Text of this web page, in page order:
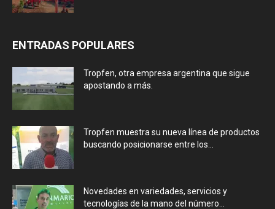
ENTRADAS POPULARES
Tropfen, otra empresa argentina que sigue
apostando a más.
Tropfen muestra su nueva línea de productos
buscando posicionarse entre los...
Novedades en variedades, servicios y
tecnologías de la mano del número...